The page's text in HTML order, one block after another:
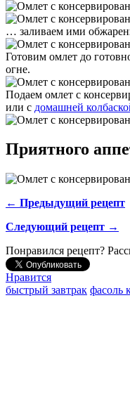
… заливаем ими
Готовим омлет до
огне.
Подаем омлет с
или с домашней
Приятного
← Предыдущий рецепт
Следующий рецепт →
Понравился рецепт?
Нравится
быстрый завтрак фасоль